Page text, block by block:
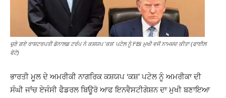
ਚੁਣੇ ਗਏ ਰਾਸ਼ਟਰਪਤੀ ਡੋਨਾਲਡ ਟਰੰਪ ਨੇ ਕਸ਼ਯਪ 'ਕਸ਼' ਪਟੇਲ ਨੂੰ FBI ਮੁਖੀ ਵਜੋਂ ਨਾਮਜ਼ਦ ਕੀਤਾ (ਫਾਈਲ
ਫੋਟੋ)
ਭਾਰਤੀ ਮੂਲ ਦੇ ਅਮਰੀਕੀ ਨਾਗਰਿਕ ਕਸ਼ਯਪ ‘ਕਸ਼’ ਪਟੇਲ ਨੂੰ ਅਮਰੀਕਾ ਦੀ
ਸੰਘੀ ਜਾਂਚ ਏਜੰਸੀ ਫੈਡਰਲ ਬਿਊਰੋ ਆਫ ਇਨਵੈਸਟੀਗੇਸ਼ਨ ਦਾ ਮੁਖੀ ਬਣਾਇਆ